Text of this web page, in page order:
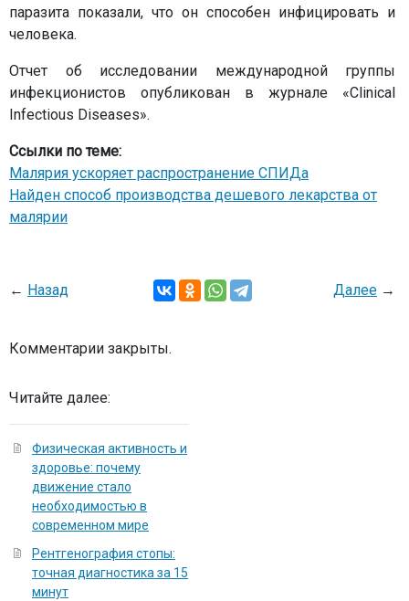
паразита показали, что он способен инфицировать и
человека.
Отчет об исследовании международной группы
инфекционистов опубликован в журнале «Clinical
Infectious Diseases».
Ссылки по теме:
Малярия ускоряет распространение СПИДа
Найден способ производства дешевого лекарства от
малярии
← Назад Далее →
Комментарии закрыты.
Читайте далее:
Физическая активность и
здоровье: почему
движение стало
необходимостью в
современном мире
Рентгенография стопы:
точная диагностика за 15
минут